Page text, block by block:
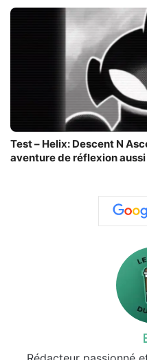
Test – Helix: Descent N
aventure de réflexion